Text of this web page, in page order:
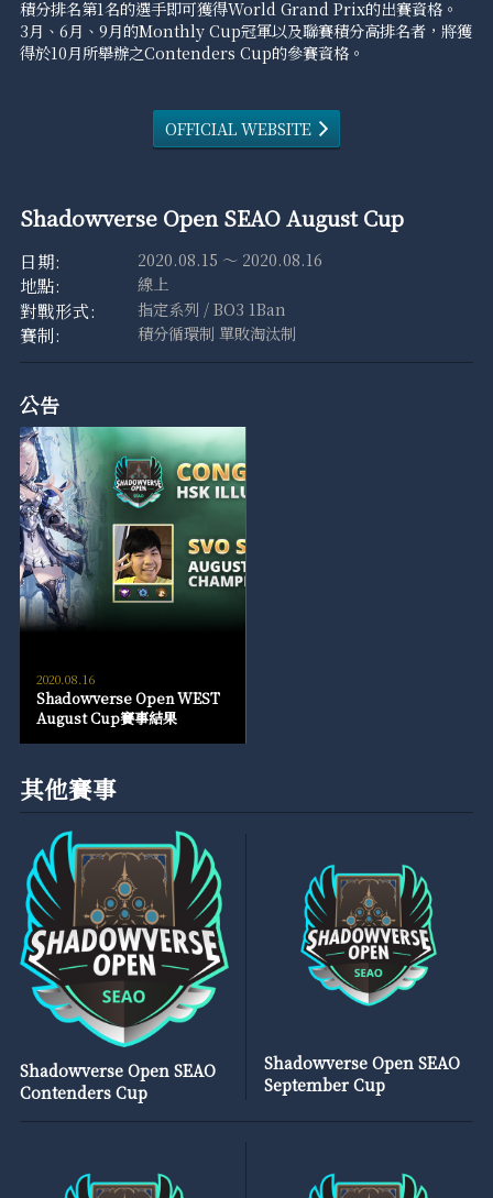
積分排名第1名的選手即可獲得World Grand Prix的出賽資格。
3月、6月、9月的Monthly Cup冠軍以及聯賽積分高排名者，將獲
得於10月所舉辦之Contenders Cup的參賽資格。
OFFICIAL WEBSITE
Shadowverse Open SEAO August Cup
2020.08.15 ～ 2020.08.16
線上
指定系列 / BO3 1Ban
積分循環制 單敗淘汰制
公告
2020.08.16
Shadowverse Open WEST
August Cup賽事結果
其他賽事
Shadowverse Open SEAO
Contenders Cup
Shadowverse Open SEAO
September Cup